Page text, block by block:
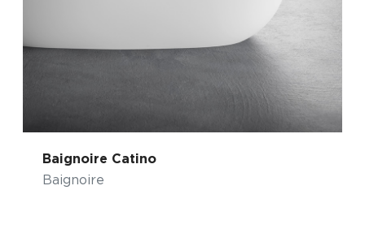
Baignoire Catino
Baignoire